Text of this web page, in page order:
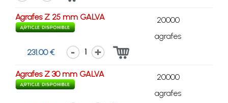
Agrafes Z 25 mm GALVA
20000
agrafes
231.00 €
1
Agrafes Z 30 mm GALVA
20000
agrafes